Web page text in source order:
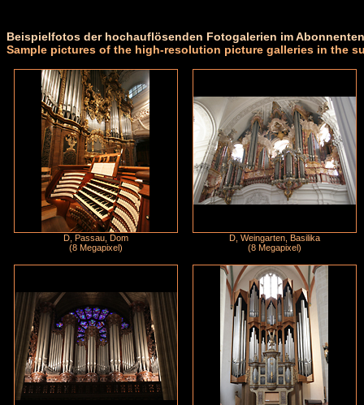
Beispielfotos der hochauflösenden Fotogalerien im
Sample pictures of the high-resolution picture galleries in the
D, Passau, Dom
(8 Megapixel)
D, Weingarten, Basilika
(8 Megapixel)